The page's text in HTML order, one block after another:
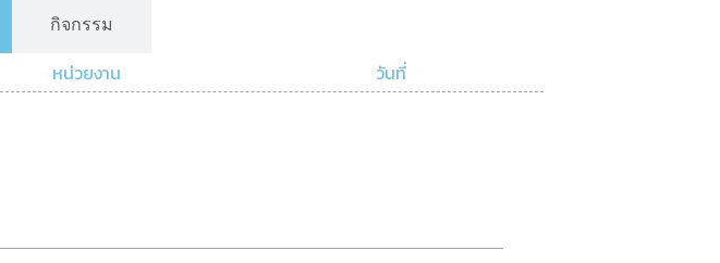
กิจกรรม
หน่วยงาน วันที่